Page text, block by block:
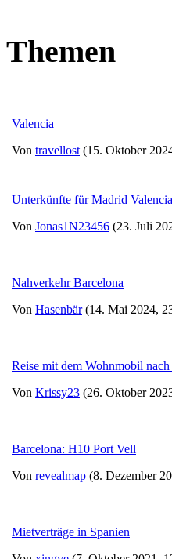
Themen
Valencia
Von travellost (15. Oktober
Unterkünfte für Madrid
Von Jonas1N23456 (23. Juli
Nahverkehr Barcelona
Von Hasenbär(14. Mai 2024,
Reise mit dem Wohnmobil
Von Krissy23 (26. Oktober
Barcelona: H10 Port Vell
Von revealmap (8. Dezember
Mietverträge in Spanien